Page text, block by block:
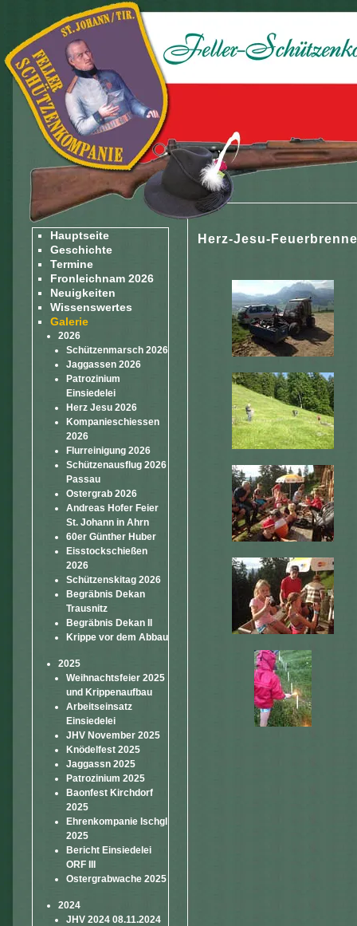
Hauptseite
Geschichte
Termine
Fronleichnam 2026
Neuigkeiten
Wissenswertes
Galerie
2026
Schützenmarsch 2026
Jaggassen 2026
Patrozinium
Einsiedelei
Herz Jesu 2026
Kompanieschiessen
2026
Flurreinigung 2026
Schützenausflug 2026
Passau
Ostergrab 2026
Andreas Hofer Feier
St. Johann in Ahrn
60er Günther Huber
Eisstockschießen
2026
Schützenskitag 2026
Begräbnis Dekan
Trausnitz
Begräbnis Dekan II
Krippe vor dem Abbau
2025
Weihnachtsfeier 2025
und Krippenaufbau
Arbeitseinsatz
Einsiedelei
JHV November 2025
Knödelfest 2025
Jaggassn 2025
Patrozinium 2025
Baonfest Kirchdorf
2025
Ehrenkompanie Ischgl
2025
Bericht Einsiedelei
ORF III
Ostergrabwache 2025
2024
JHV 2024 08.11.2024
Herz-Jesu-